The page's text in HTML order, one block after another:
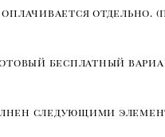
отдельно.
бесплатный
следующими